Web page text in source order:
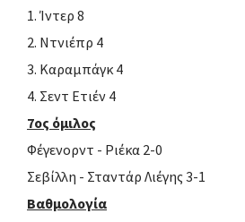
1. Ίντερ 8
2. Ντνιέπρ 4
3. Καραμπάγκ 4
4. Σεντ Ετιέν 4
7ος όμιλος
Φέγενορντ - Ριέκα 2-0
Σεβίλλη - Σταντάρ Λιέγης 3-1
Βαθμολογία